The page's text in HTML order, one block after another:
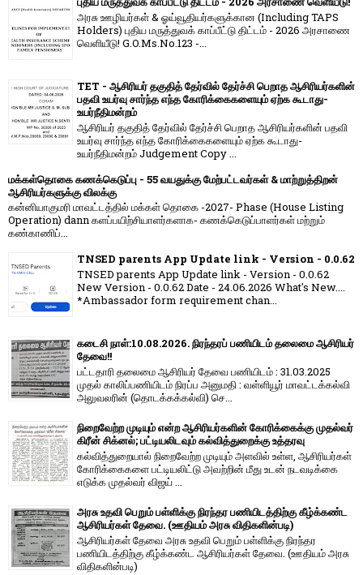
அரசு ஊழியர்கள் & ஓய்வூதியர்களுக்கான (Including TAPS
Holders) புதிய மருத்துவக் காப்பீட்டு திட்டம் - 2026 அரசாணை
வெளியீடு! G.O.Ms.No.123 -...
TET - ஆசிரியர் தகுதித் தேர்வில் தேர்ச்சி பெறாத ஆசிரியர்களின்
பதவி உயர்வு சார்ந்த எந்த கோரிக்கைகளையும் ஏற்க கூடாது-
உயர்நீதிமன்றம்
ஆசிரியர் தகுதித் தேர்வில் தேர்ச்சி பெறாத ஆசிரியர்களின் பதவி
உயர்வு சார்ந்த எந்த கோரிக்கைகளையும் ஏற்க கூடாது-
உயர்நீதிமன்றம் Judgement Copy ...
மக்கள்தொகை கணக்கெடுப்பு - 55 வயதுக்கு மேற்பட்டவர்கள் & மாற்றுத்திறன்
ஆசிரியர்களுக்கு விலக்கு
கன்னியாகுமரி மாவட்டத்தில் மக்கள் தொகை -2027- Phase (House Listing
Operation) dann களப்பயிற்சியாளர்களாக- கணக்கெடுப்பாளர்கள் மற்றும்
கண்காணிப்...
TNSED parents App Update link - Version - 0.0.62
TNSED parents App Update link - Version - 0.0.62
New Version - 0.0.62 Date - 24.06.2026 What's New....
*Ambassador form requirement chan...
கடைசி நாள்:10.08.2026. நிரந்தரப் பணியிடம் தலைமை ஆசிரியர்
தேவை!!
பட்டதாரி தலைமை ஆசிரியர் தேவை பணியிடம் : 31.03.2025
முதல் காலிப்பணியிடம் நிரப்ப அனுமதி : வள்ளியூர் மாவட்டக்கல்வி
அலுவலரின் (தொடக்கக்கல்வி) செ...
நிறைவேற்ற முடியும் என்ற ஆசிரியர்களின் கோரிக்கைக்கு முதல்வர்
கிரீன் சிக்னல்; பட்டியலிடவும் கல்வித்துறைக்கு உத்தரவு
கல்வித்துறையால் நிறைவேற்ற முடியும் அளவில் உள்ள, ஆசிரியர்கள்
கோரிக்கைகளை பட்டியலிட்டு அவற்றின் மீது உடன் நடவடிக்கை
எடுக்க முதல்வர் விஜய் ...
அரசு உதவி பெறும் பள்ளிக்கு நிரந்தர பணியிடத்திற்கு கீழ்க்கண்ட
ஆசிரியர்கள் தேவை. (ஊதியம் அரசு விதிகளின்படி)
ஆசிரியர்கள் தேவை அரசு உதவி பெறும் பள்ளிக்கு நிரந்தர
பணியிடத்திற்கு கீழ்க்கண்ட ஆசிரியர்கள் தேவை. (ஊதியம் அரசு
விதிகளின்படி)